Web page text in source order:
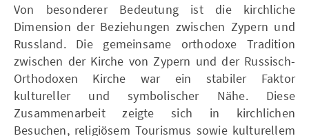
Von besonderer Bedeutung ist die kirchliche
Dimension der Beziehungen zwischen Zypern und
Russland. Die gemeinsame orthodoxe Tradition
zwischen der Kirche von Zypern und der Russisch-
Orthodoxen Kirche war ein stabiler Faktor
kultureller und symbolischer Nähe. Diese
Zusammenarbeit zeigte sich in kirchlichen
Besuchen, religiösem Tourismus sowie kulturellem